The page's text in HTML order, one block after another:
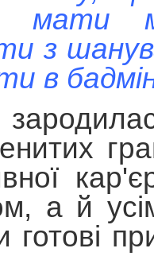
з
в
а й
готові